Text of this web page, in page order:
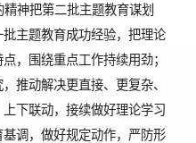
神把第二批主题教育谋划
主题教育成功经验，把理论
，围绕重点工作持续用劲；
推动解决更直接、更复杂、
下联动，接续做好理论学习
调，做好规定动作，严防形